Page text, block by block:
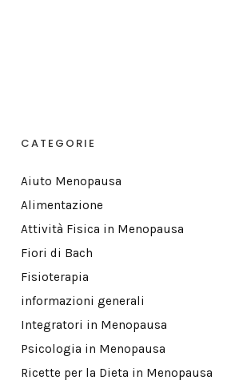
CATEGORIE
Aiuto Menopausa
Alimentazione
Attività Fisica in Menopausa
Fiori di Bach
Fisioterapia
informazioni generali
Integratori in Menopausa
Psicologia in Menopausa
Ricette per la Dieta in Menopausa